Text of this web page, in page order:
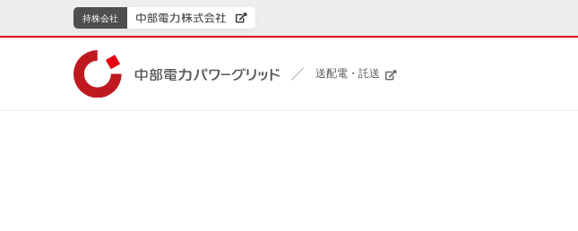
送配電・託送
持株会社